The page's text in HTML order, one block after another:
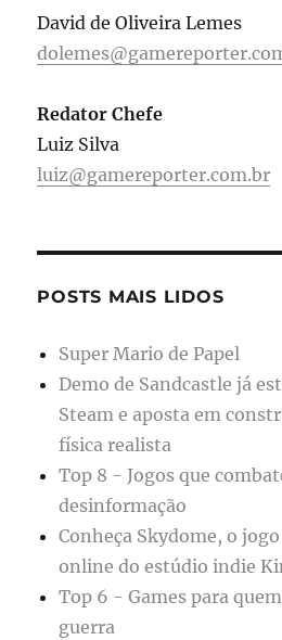
David de Oliveira Lemes
Redator Chefe
Luiz Silva
luiz@gamereporter.com.br
POSTS MAIS LIDOS
Super Mario de Papel
Demo de Sandcastle já
Steam e aposta em
física realista
Top 8 - Jogos que
desinformação
Conheça Skydome, o
online do estúdio indie
Top 6 - Games para
guerra